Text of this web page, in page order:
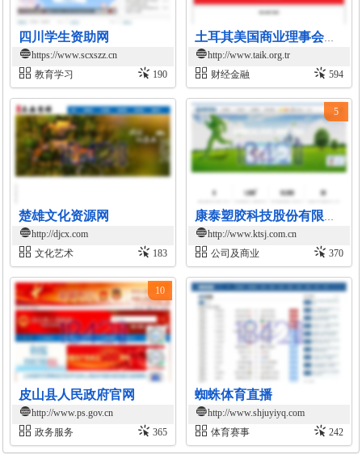
四川学生资助网
https://www.scxszz.cn
教育学习
190
土耳其美国商业理事会官网
http://www.taik.org.tr
财经金融
594
楚雄文化资源网
http://djcx.com
文化艺术
183
康泰塑胶科技股份有限公司官网
http://www.ktsj.com.cn
公司及商业
370
5
皮山县人民政府官网
http://www.ps.gov.cn
政务服务
365
10
蜘蛛体育直播
http://www.shjuyiyq.com
体育赛事
242